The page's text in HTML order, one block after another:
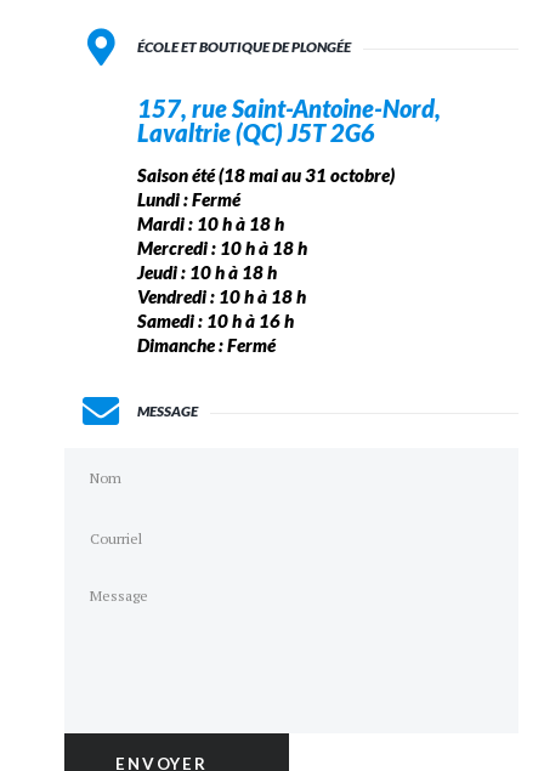
ÉCOLE ET BOUTIQUE DE PLONGÉE
157, rue Saint-Antoine-Nord,
Lavaltrie (QC) J5T 2G6
Saison été (18 mai au 31 octobre)
Lundi : Fermé
Mardi : 10 h à 18 h
Mercredi : 10 h à 18 h
Jeudi : 10 h à 18 h
Vendredi : 10 h à 18 h
Samedi : 10 h à 16 h
Dimanche : Fermé
MESSAGE